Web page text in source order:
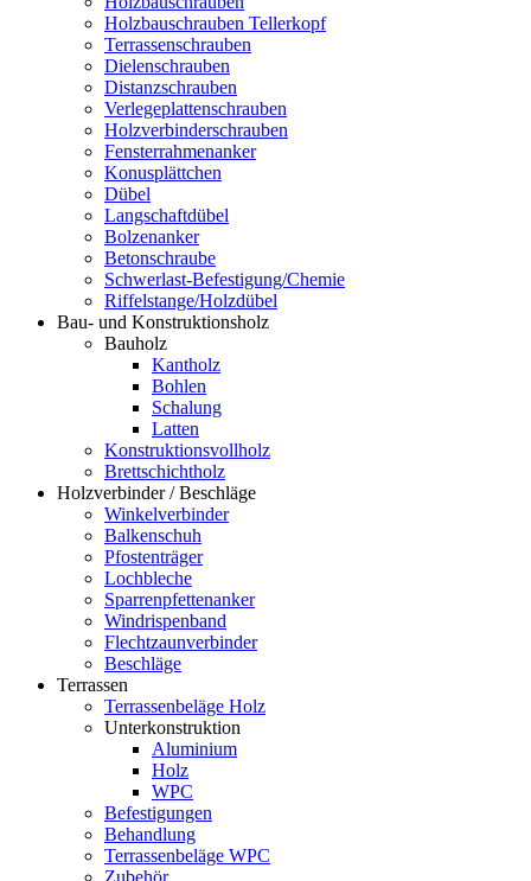
Holzbauschrauben Tellerkopf
Terrassenschrauben
Dielenschrauben
Distanzschrauben
Verlegeplattenschrauben
Holzverbinderschrauben
Fensterrahmenanker
Konusplättchen
Dübel
Langschaftdübel
Bolzenanker
Betonschraube
Schwerlast-Befestigung/Chemie
Riffelstange/Holzdübel
Bau- und Konstruktionsholz
Bauholz
Kantholz
Bohlen
Schalung
Latten
Konstruktionsvollholz
Brettschichtholz
Holzverbinder / Beschläge
Winkelverbinder
Balkenschuh
Pfostenträger
Lochbleche
Sparrenpfettenanker
Windrispenband
Flechtzaunverbinder
Beschläge
Terrassen
Terrassenbeläge Holz
Unterkonstruktion
Aluminium
Holz
WPC
Befestigungen
Behandlung
Terrassenbeläge WPC
Zubehör